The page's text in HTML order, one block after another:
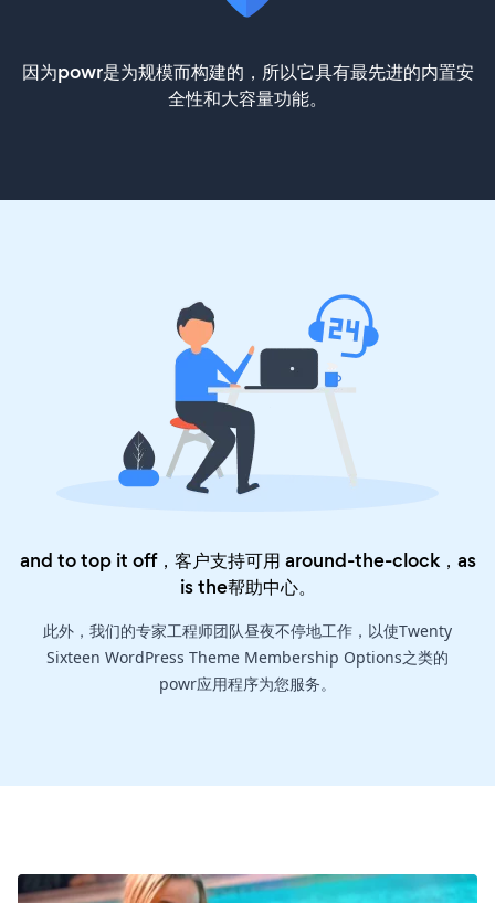
因为powr是为规模而构建的，所以它具有最先进的内置安
全性和大容量功能。
and to top it off，客户支持可用 around-the-clock，as
is the帮助中心。
此外，我们的专家工程师团队昼夜不停地工作，以使Twenty
Sixteen WordPress Theme Membership Options之类的
powr应用程序为您服务。